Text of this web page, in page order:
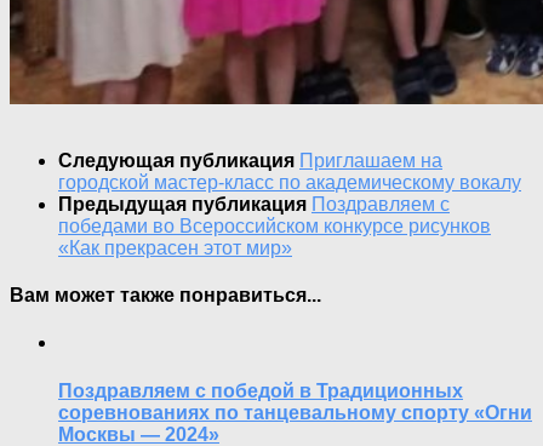
Следующая публикация Приглашаем на
городской мастер-класс по академическому вокалу
Предыдущая публикация Поздравляем с
победами во Всероссийском конкурсе рисунков
«Как прекрасен этот мир»
Вам может также понравиться...
Поздравляем с победой в Традиционных
соревнованиях по танцевальному спорту «Огни
Москвы — 2024»